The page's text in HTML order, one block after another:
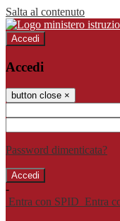
Salta al contenuto
Accedi
Accedi
button close ×
Password dimenticata?
-
Entra con SPID Entra